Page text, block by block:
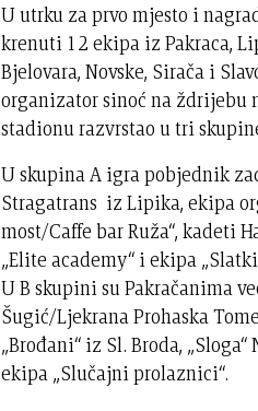
U utrku za prvo mjesto i
krenuti 12 ekipa iz Pakraca,
Bjelovara, Novske, Sirača i
organizator sinoć na ždrijebu
stadionu razvrstao u tri
U skupina A igra pobjednik
Stragatrans iz Lipika, ekipa
most/Caffe bar Ruža“, kadeti
„Elite academy“ i ekipa
U B skupini su Pakračanima
Šugić/Ljekrana Prohaska
„Brođani“ iz Sl. Broda,
ekipa „Slučajni prolaznici“.